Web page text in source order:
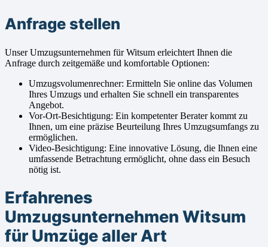
Anfrage stellen
Unser Umzugsunternehmen für Witsum erleichtert Ihnen die
Anfrage durch zeitgemäße und komfortable Optionen:
Umzugsvolumenrechner: Ermitteln Sie online das Volumen
Ihres Umzugs und erhalten Sie schnell ein transparentes
Angebot.
Vor-Ort-Besichtigung: Ein kompetenter Berater kommt zu
Ihnen, um eine präzise Beurteilung Ihres Umzugsumfangs zu
ermöglichen.
Video-Besichtigung: Eine innovative Lösung, die Ihnen eine
umfassende Betrachtung ermöglicht, ohne dass ein Besuch
nötig ist.
Erfahrenes
Umzugsunternehmen Witsum
für Umzüge aller Art